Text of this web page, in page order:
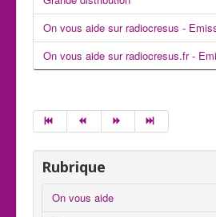
On vous aide sur radiocresus -
On vous aide sur radiocresus.fr -
Rubrique
On vous aide